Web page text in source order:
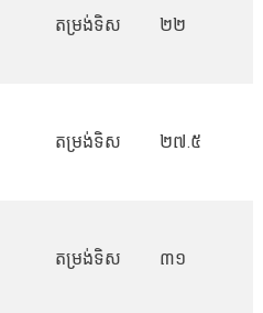
តម្រង់ទិស ២២
តម្រង់ទិស ២៧.៥
តម្រង់ទិស ៣១